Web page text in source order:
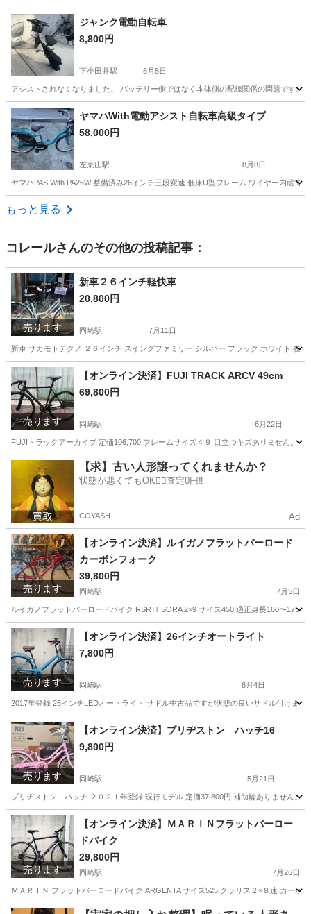
愛知 名古屋市 折りたたみ自転車
ジャンク電動自転車
8,800円
下小田井駅 8月8日
アシストされなくなりました。 バッテリー側ではなく本体側の配線関係の問題です。
愛知 名古屋市 下小田井駅 ジャンク
ヤマハWith電動アシスト自転車高級タイプ
58,000円
左京山駅 8月8日
ヤマハPAS With PA26W 整備済み26インチ三段変速 低床U型フレーム ワイヤー内蔵
愛知 名古屋市
もっと見る
コレールさんのその他の投稿記事：
売ります
新車２６インチ軽快車
20,800円
岡崎駅 7月11日
新車 サカモトテクノ ２６インチ スイングファミリー シルバー ブラック ホワイト 在庫
愛知 岡崎市 岡崎駅 自転車
売ります
【オンライン決済】FUJI TRACK ARCV 49cm
69,800円
岡崎駅 6月22日
FUJIトラックアーカイブ 定価106,700 フレームサイズ４９ 目立つキズありません。
岡崎駅 ロードバイク ARCV
【求】古い人形譲ってくれませんか？
状態が悪くてもOK🙆‍♀️査定0円‼️
COYASH Ad
売ります
【オンライン決済】ルイガノフラットバーロード
カーボンフォーク
39,800円
岡崎駅 7月5日
ルイガノフラットバーロードバイク RSRⅢ SORA 2×9 サイズ450 適正身長160〜
愛知 岡崎市 岡崎駅 クロスバイク
売ります
【オンライン決済】26インチオートライト
7,800円
岡崎駅 8月4日
2017年登録 26インチLEDオートライト サドル中古品ですが状態の良いサドル付けま
愛知 岡崎市 岡崎駅 自転車 オートライト
売ります
【オンライン決済】ブリヂストン ハッチ16
9,800円
岡崎駅 5月21日
ブリヂストン ハッチ ２０２１年登録 現行モデル 定価37,800円 補助輪ありません。
愛知 岡崎市 岡崎駅 自転車 ハッチ
売ります
【オンライン決済】ＭＡＲＩＮフラットバーロー
ドバイク
29,800円
岡崎駅 7月26日
ＭＡＲＩＮ フラットバーロードバイク ARGENTA サイズ525 クラリス２×８速 カー
愛知 岡崎市 岡崎駅 クロスバイク フラットバーロード